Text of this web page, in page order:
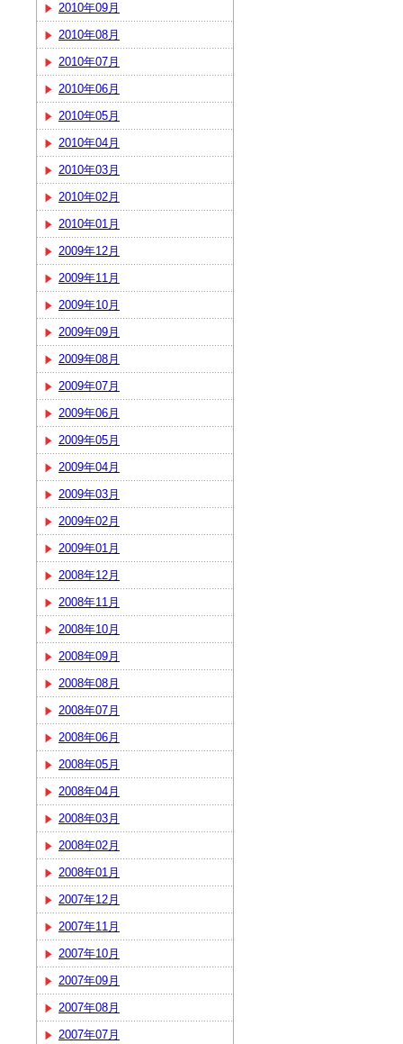
2010年09月
2010年08月
2010年07月
2010年06月
2010年05月
2010年04月
2010年03月
2010年02月
2010年01月
2009年12月
2009年11月
2009年10月
2009年09月
2009年08月
2009年07月
2009年06月
2009年05月
2009年04月
2009年03月
2009年02月
2009年01月
2008年12月
2008年11月
2008年10月
2008年09月
2008年08月
2008年07月
2008年06月
2008年05月
2008年04月
2008年03月
2008年02月
2008年01月
2007年12月
2007年11月
2007年10月
2007年09月
2007年08月
2007年07月